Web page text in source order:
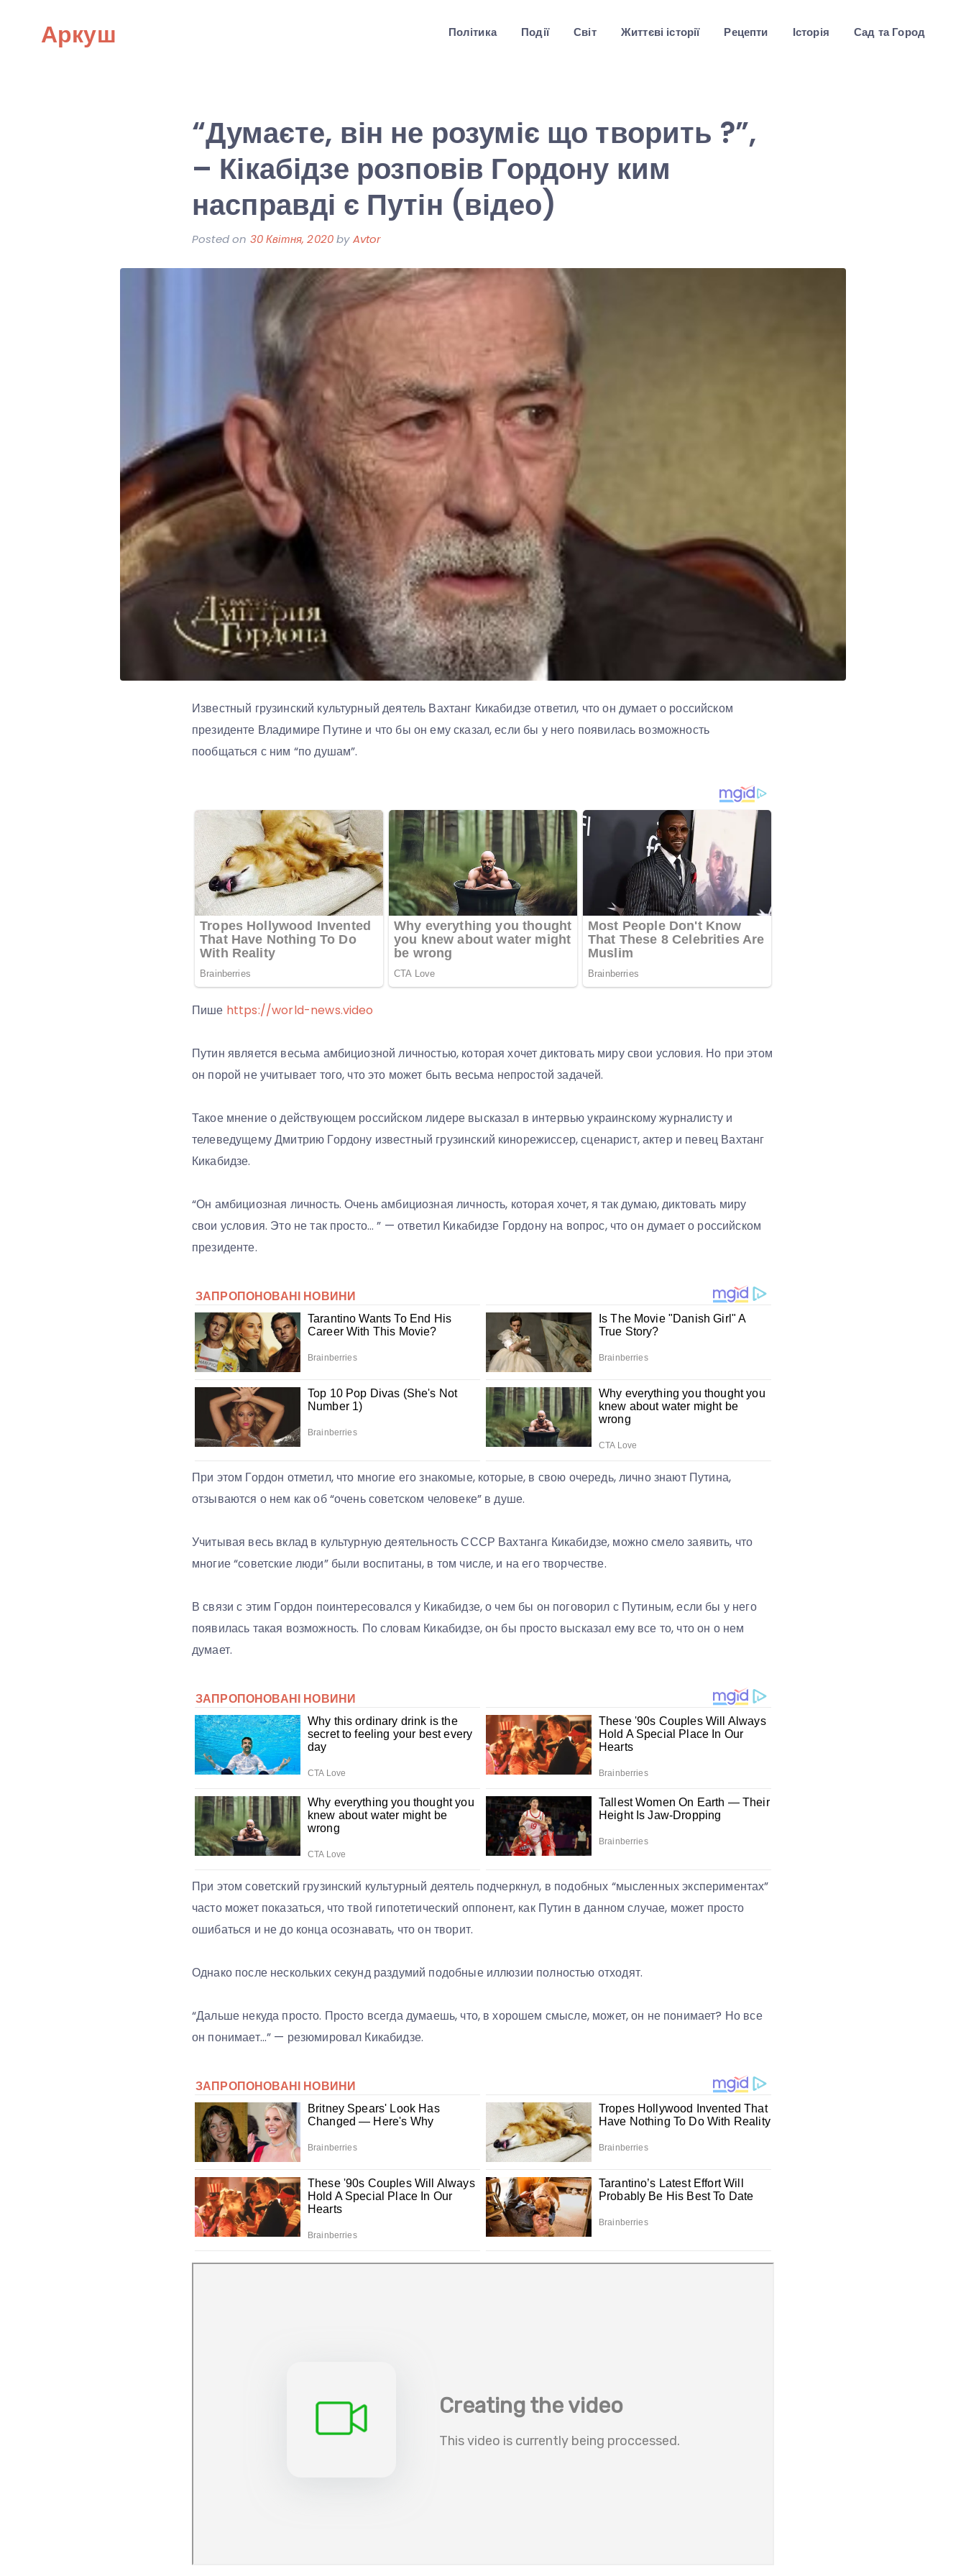
Аркуш Політика Події Світ Життєві історії Рецепти Історія Сад та Город
“Думаєте, він не розуміє що творить ?”,
– Кікабідзе розповів Гордону ким
насправді є Путін (відео)
Posted on 30 Квітня, 2020byAvtor
Известный грузинский культурный деятель Вахтанг Кикабидзе ответил, что он думает о российском
президенте Владимире Путине и что бы он ему сказал, если бы у него появилась возможность
пообщаться с ним “по душам”.
Пише https://world-news.video
Путин является весьма амбициозной личностью, которая хочет диктовать миру свои условия. Но при этом
он порой не учитывает того, что это может быть весьма непростой задачей.
Такое мнение о действующем российском лидере высказал в интервью украинскому журналисту и
телеведущему Дмитрию Гордону известный грузинский кинорежиссер, сценарист, актер и певец Вахтанг
Кикабидзе.
“Он амбициозная личность. Очень амбициозная личность, которая хочет, я так думаю, диктовать миру
свои условия. Это не так просто… ” — ответил Кикабидзе Гордону на вопрос, что он думает о российском
президенте.
При этом Гордон отметил, что многие его знакомые, которые, в свою очередь, лично знают Путина,
отзываются о нем как об “очень советском человеке” в душе.
Учитывая весь вклад в культурную деятельность СССР Вахтанга Кикабидзе, можно смело заявить, что
многие “советские люди” были воспитаны, в том числе, и на его творчестве.
В связи с этим Гордон поинтересовался у Кикабидзе, о чем бы он поговорил с Путиным, если бы у него
появилась такая возможность. По словам Кикабидзе, он бы просто высказал ему все то, что он о нем
думает.
При этом советский грузинский культурный деятель подчеркнул, в подобных “мысленных экспериментах”
часто может показаться, что твой гипотетический оппонент, как Путин в данном случае, может просто
ошибаться и не до конца осознавать, что он творит.
Однако после нескольких секунд раздумий подобные иллюзии полностью отходят.
“Дальше некуда просто. Просто всегда думаешь, что, в хорошем смысле, может, он не понимает? Но все
он понимает…” — резюмировал Кикабидзе.